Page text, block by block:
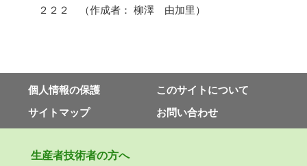
２２２ （作成者： 柳澤 由加里）
個⼈情報の保護
このサイトについて
サイトマップ
お問い合わせ
⽣産者技術者の⽅へ